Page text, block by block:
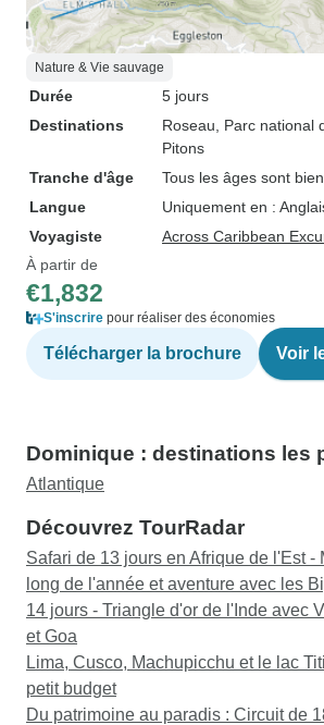
Nature & Vie sauvage
Durée
5 jours
Destinations
Roseau , Parc national
Pitons
Tranche d'âge
Tous les âges sont
Langue
Uniquement en :
Voyagiste
Across Caribbean
À partir de
€1,832
S'inscrire pour réaliser des économies
Télécharger la brochure Voir
Dominique : destinations les
Atlantique
Découvrez TourRadar
Safari de 13 jours en Afrique de l'Est -
long de l'année et aventure avec les
14 jours - Triangle d'or de l'Inde avec
et Goa
Lima, Cusco, Machupicchu et le lac
petit budget
Du patrimoine au paradis : Circuit de